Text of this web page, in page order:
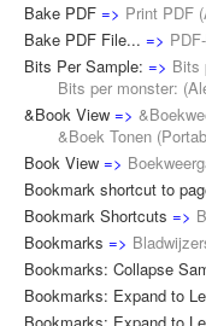
Bake PDF => Print PDF (
Bake PDF File... =>
Bits Per Sample: => Bits
Bits per monster: (
&Book View =>
&Boek Tonen (
Book View =>
Bookmark shortcut to
Bookmark Shortcuts =>
Bookmarks =>
Bookmarks: Collapse
Bookmarks: Expand to